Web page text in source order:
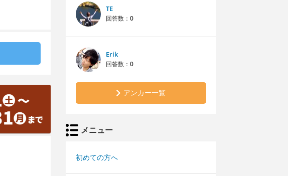
TE
回答数： 0
Erik
回答数： 0
アンカー一覧
メニュー
初めての方へ